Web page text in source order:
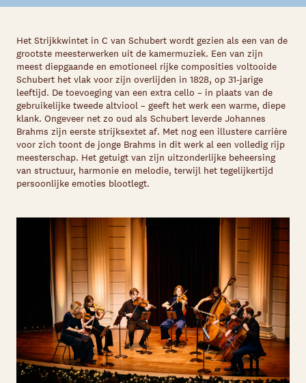
Het Strijkkwintet in C van Schubert wordt gezien als een van de
grootste meesterwerken uit de kamermuziek. Een van zijn
meest diepgaande en emotioneel rijke composities voltooide
Schubert het vlak voor zijn overlijden in 1828, op 31-jarige
leeftijd. De toevoeging van een extra cello – in plaats van de
gebruikelijke tweede altviool – geeft het werk een warme, diepe
klank. Ongeveer net zo oud als Schubert leverde Johannes
Brahms zijn eerste strijksextet af. Met nog een illustere carrière
voor zich toont de jonge Brahms in dit werk al een volledig rijp
meesterschap. Het getuigt van zijn uitzonderlijke beheersing
van structuur, harmonie en melodie, terwijl het tegelijkertijd
persoonlijke emoties blootlegt.